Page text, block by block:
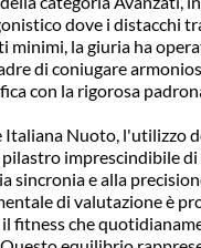
dove i distacchi
minimi, la giuria ha
di coniugare
con la rigorosa
Italiana Nuoto, l'utilizzo
imprescindibile
sincronia e alla
di valutazione è
fitness che